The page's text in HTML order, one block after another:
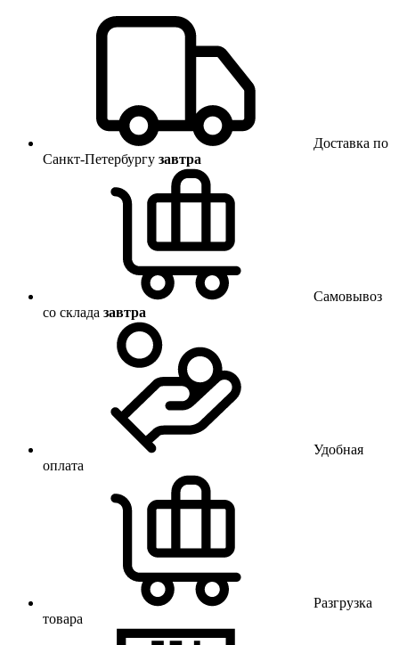
Доставка по
Санкт-Петербургу завтра
Самовывоз
со склада завтра
Удобная
оплата
Разгрузка
товара